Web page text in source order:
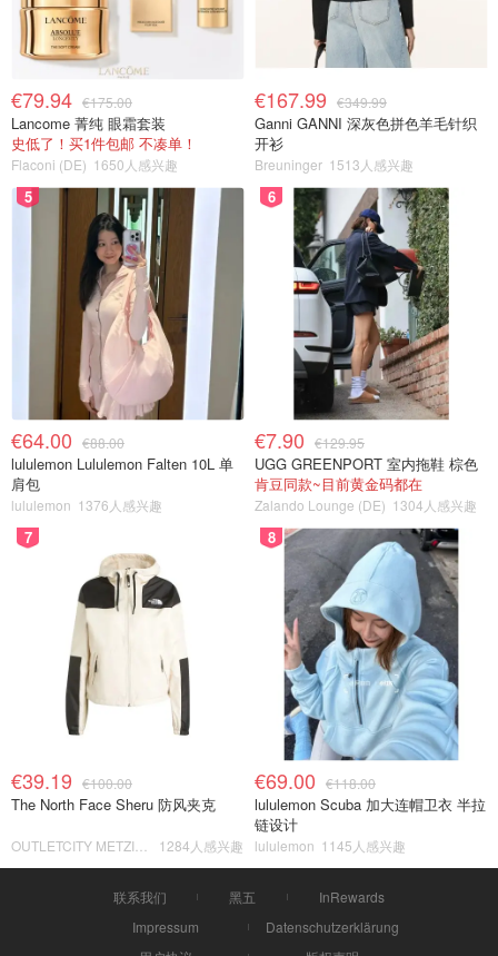
€79.94 €175.00
Lancome 菁纯 眼霜套装
史低了！买1件包邮 不凑单！
Flaconi (DE) 1650人感兴趣
€167.99 €349.99
Ganni GANNI 深灰色拼色羊毛针织
开衫
Breuninger 1513人感兴趣
5
€64.00 €88.00
lululemon Lululemon Falten 10L 单
肩包
lululemon 1376人感兴趣
6
€7.90 €129.95
UGG GREENPORT 室内拖鞋 棕色
肯豆同款~目前黄金码都在
Zalando Lounge (DE) 1304人感兴趣
7
€39.19 €100.00
The North Face Sheru 防风夹克
1284人感兴趣
8
€69.00 €118.00
lululemon Scuba 加大连帽卫衣 半拉
链设计
lululemon 1145人感兴趣
联系我们 黑五
InRewards
Impressum
Datenschutzerklärung